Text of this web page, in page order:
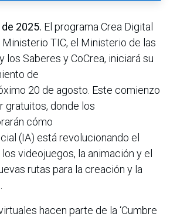
2025. El programa Crea Digital
TIC, el Ministerio de las
los Saberes y CoCrea, iniciará su
de
20 de agosto. Este comienzo
gratuitos, donde los
cómo
(IA) está revolucionando el
videojuegos, la animación y el
rutas para la creación y la
hacen parte de la ‘Cumbre